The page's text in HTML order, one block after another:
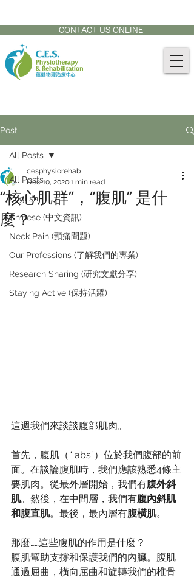
CONTACT US ONLINE
Post
All Posts
English
Chinese (中文資訊)
Neck Pain (頸痛問題)
Our Professions (了解我們的專業)
Research Sharing (研究文獻分享)
Staying Active (保持活躍)
All Posts
“核心肌群”，“腹肌” 是什
麼？
cesphysiorehab
Dec 10, 20201 min read
這週我們來談談腹部肌肉。
首先，腹肌（“ abs”）位於我們腹部的前
面。在談論腹肌時，我們應該熟悉4條主
要肌肉。從最外層開始，我們有腹外斜
肌。然後，在中間層，我們有腹內斜肌
和腹直肌。最後，最內層有腹橫肌。
那麼……這些腹肌的作用是什麼？
腹肌幫助支撐和保護我們的內臟。腹肌
通過屈曲，橫向屈曲和旋轉我們的椎骨